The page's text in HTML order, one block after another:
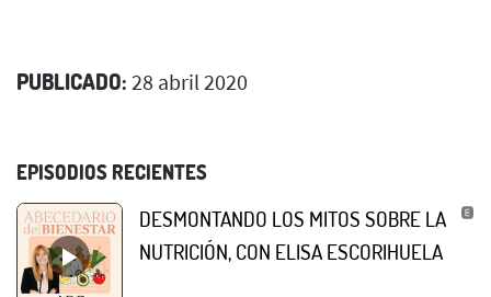
PUBLICADO: 28 abril 2020
EPISODIOS RECIENTES
DESMONTANDO LOS MITOS SOBRE LA
NUTRICIÓN, CON ELISA ESCORIHUELA